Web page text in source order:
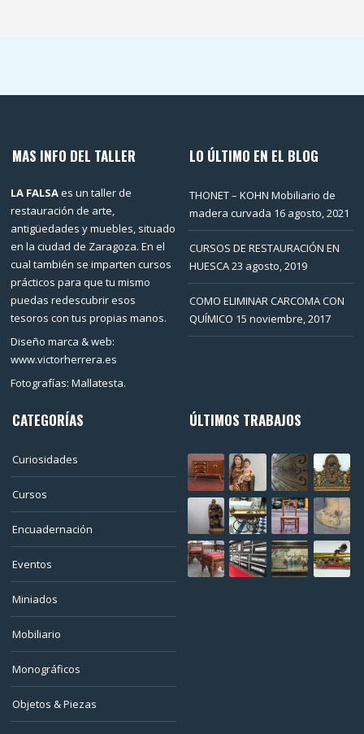
MAS INFO DEL TALLER
LA FALSAes un taller de
restauración de arte,
antigüedades y muebles, situado
en la ciudad de Zaragoza. En el
cual también se imparten cursos
prácticos para que tu mismo
puedas redescubrir esos
tesoros con tus propias manos.
Diseño marca & web:
www.victorherrera.es
Fotografías: Mallatesta.
LO ÚLTIMO EN EL BLOG
THONET – KOHN Mobiliario de
madera curvada 16 agosto, 2021
CURSOS DE RESTAURACIÓN EN
HUESCA23 agosto, 2019
COMO ELIMINAR CARCOMA CON
QUÍMICO 15 noviembre, 2017
CATEGORÍAS
Curiosidades
Cursos
Encuadernación
Eventos
Miniados
Mobiliario
Monográficos
Objetos & Piezas
ÚLTIMOS TRABAJOS